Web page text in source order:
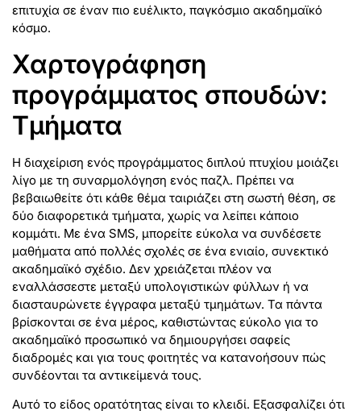
επιτυχία σε έναν πιο ευέλικτο, παγκόσμιο ακαδημαϊκό
κόσμο.
Χαρτογράφηση
προγράμματος σπουδών:
Τμήματα
Η διαχείριση ενός προγράμματος διπλού πτυχίου μοιάζει
λίγο με τη συναρμολόγηση ενός παζλ. Πρέπει να
βεβαιωθείτε ότι κάθε θέμα ταιριάζει στη σωστή θέση, σε
δύο διαφορετικά τμήματα, χωρίς να λείπει κάποιο
κομμάτι. Με ένα SMS, μπορείτε εύκολα να συνδέσετε
μαθήματα από πολλές σχολές σε ένα ενιαίο, συνεκτικό
ακαδημαϊκό σχέδιο. Δεν χρειάζεται πλέον να
εναλλάσσεστε μεταξύ υπολογιστικών φύλλων ή να
διασταυρώνετε έγγραφα μεταξύ τμημάτων. Τα πάντα
βρίσκονται σε ένα μέρος, καθιστώντας εύκολο για το
ακαδημαϊκό προσωπικό να δημιουργήσει σαφείς
διαδρομές και για τους φοιτητές να κατανοήσουν πώς
συνδέονται τα αντικείμενά τους.
Αυτό το είδος ορατότητας είναι το κλειδί. Εξασφαλίζει ότι